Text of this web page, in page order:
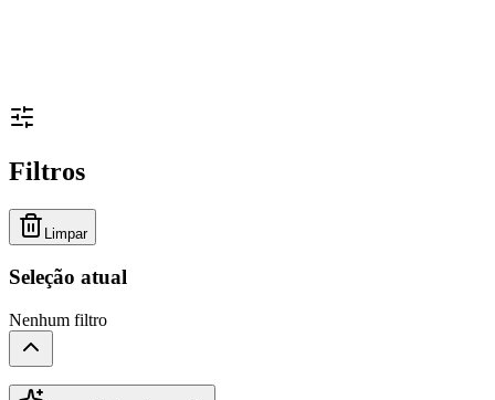
Filtros
Limpar
Seleção atual
Nenhum filtro